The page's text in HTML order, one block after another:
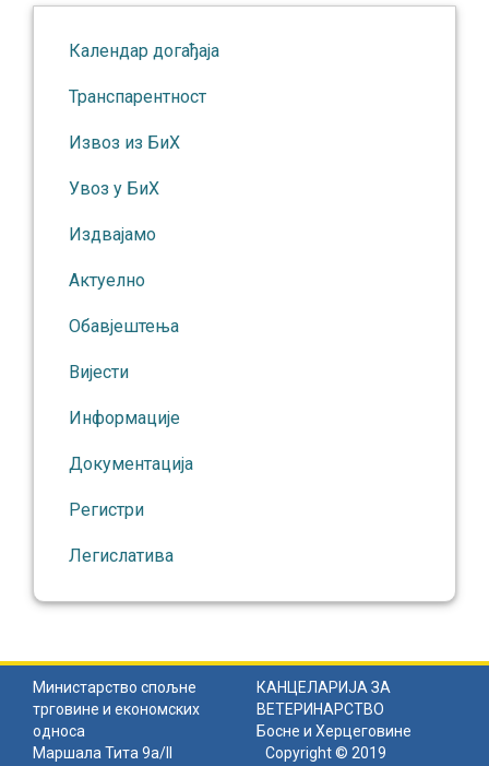
Календар догађаја
Транспарентност
Извоз из БиХ
Увоз у БиХ
Издвајамо
Актуелно
Обавјештења
Вијести
Информације
Документација
Регистри
Легислатива
Министарство спољне
трговине и економских
односа
КАНЦЕЛАРИЈА ЗА
ВЕТЕРИНАРСТВО
Босне и Херцеговине
Маршала Тита 9а/II
Copyright © 2019